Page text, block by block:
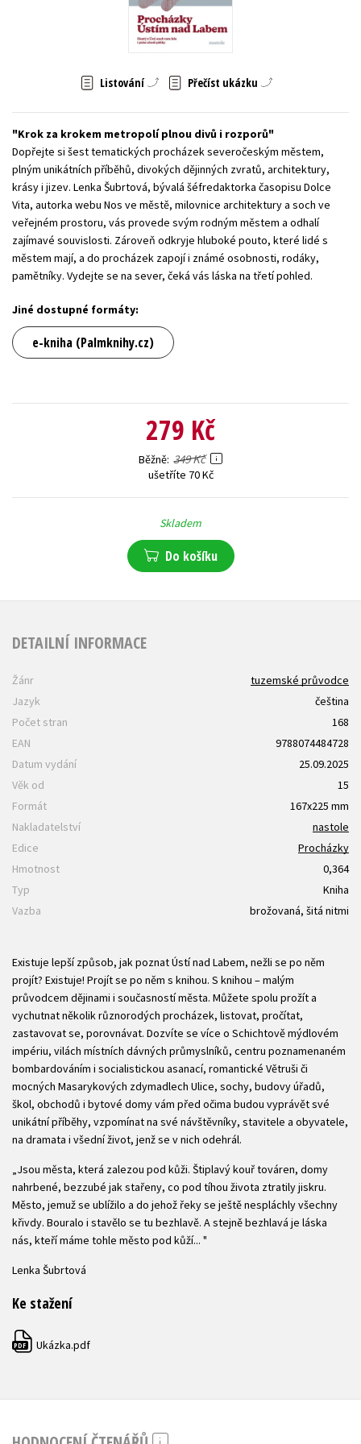
Zahraniční literatura
Listování Přečíst ukázku
Krok za krokem metropolí plnou divů i rozporů
Dopřejte si šest tematických procházek severočeským městem,
plným unikátních příběhů, divokých dějinných zvratů, architektury,
krásy i jizev. Lenka Šubrtová, bývalá šéfredaktorka časopisu Dolce
Vita, autorka webu Nos ve městě, milovnice architektury a soch ve
veřejném prostoru, vás provede svým rodným městem a odhalí
zajímavé souvislosti. Zároveň odkryje hluboké pouto, které lidé s
městem mají, a do procházek zapojí i známé osobnosti, rodáky,
pamětníky. Vydejte se na sever, čeká vás láska na třetí pohled.
Jiné dostupné formáty:
e-kniha (Palmknihy.cz)
279 Kč
Běžně 349 Kč
ušetříte 70 Kč
Skladem
Do košíku
DETAILNÍ INFORMACE
Žánr
tuzemské průvodce
Jazyk
čeština
Počet stran
168
EAN
9788074484728
Datum vydání
25.09.2025
Věk od
15
Formát
167x225 mm
Nakladatelství
nastole
Edice
Procházky
Hmotnost
0,364
Typ
Kniha
Vazba
brožovaná, šitá nitmi
Existuje lepší způsob, jak poznat Ústí nad Labem, nežli se po něm
projít? Existuje! Projít se po něm s knihou. S knihou – malým
průvodcem dějinami i současností města. Můžete spolu prožít a
vychutnat několik různorodých procházek, listovat, pročítat,
zastavovat se, porovnávat. Dozvíte se více o Schichtově mýdlovém
impériu, vilách místních dávných průmyslníků, centru poznamenaném
bombardováním i socialistickou asanací, romantické Větruši či
mocných Masarykových zdymadlech Ulice, sochy, budovy úřadů,
škol, obchodů i bytové domy vám před očima budou vyprávět své
unikátní příběhy, vzpomínat na své návštěvníky, stavitele a obyvatele,
na dramata i všední život, jenž se v nich odehrál.
„Jsou města, která zalezou pod kůži. Štiplavý kouř továren, domy
nahrbené, bezzubé jak stařeny, co pod tíhou života ztratily jiskru.
Město, jemuž se ublížilo a do jehož řeky se ještě nespláchly všechny
křivdy. Bouralo i stavělo se tu bezhlavě. A stejně bezhlavá je láska
nás, kteří máme tohle město pod kůží... "
Lenka Šubrtová
Ke stažení
PDF Ukázka.pdf